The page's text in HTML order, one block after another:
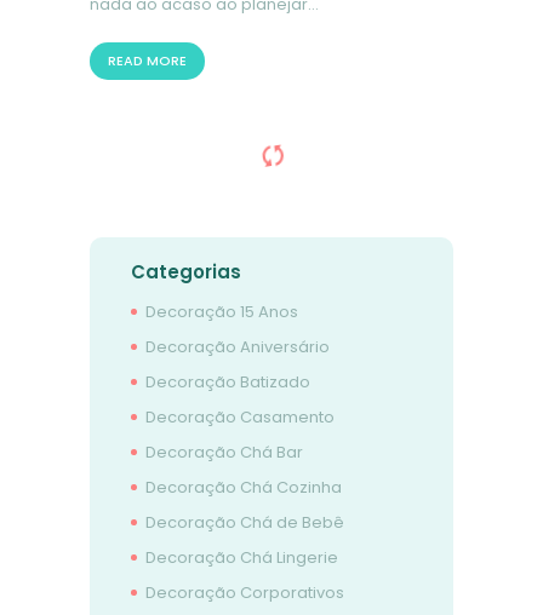
READ MORE
Categorias
Decoração 15 Anos
Decoração Aniversário
Decoração Batizado
Decoração Casamento
Decoração Chá Bar
Decoração Chá Cozinha
Decoração Chá de Bebê
Decoração Chá Lingerie
Decoração Corporativos